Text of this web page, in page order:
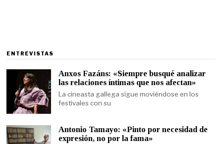
ENTREVISTAS
Anxos Fazáns: «Siempre busqué analizar
las relaciones íntimas que nos afectan»
La cineasta gallega sigue moviéndose en los
festivales con su
Antonio Tamayo: «Pinto por necesidad de
expresión, no por la fama»